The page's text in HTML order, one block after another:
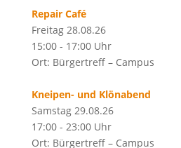
Repair Café
Freitag 28.08.26
15:00 - 17:00 Uhr
Ort: Bürgertreff – Campus
Kneipen- und Klönabend
Samstag 29.08.26
17:00 - 23:00 Uhr
Ort: Bürgertreff – Campus